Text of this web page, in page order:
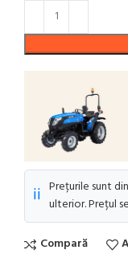
ℹ️ Prețurile sunt
ulterior. Prețul
Compară